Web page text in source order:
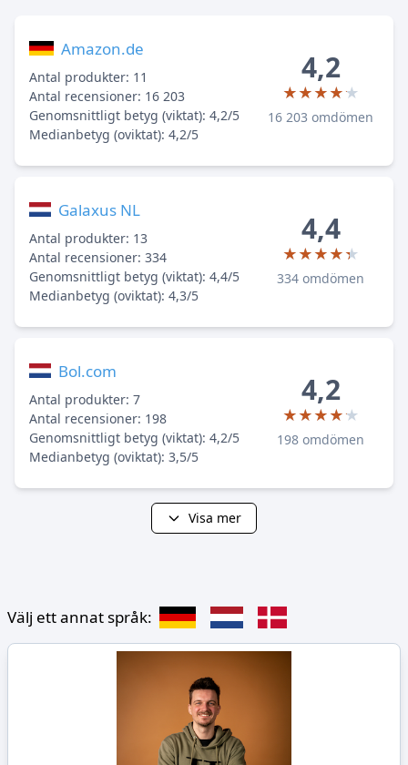
Amazon.de
Antal produkter: 11
Antal recensioner: 16 203
Genomsnittligt betyg (viktat): 4,2/5
Medianbetyg (oviktat): 4,2/5
4,2
★★★★★
★★★★★
16 203 omdömen
Galaxus NL
Antal produkter: 13
Antal recensioner: 334
Genomsnittligt betyg (viktat): 4,4/5
Medianbetyg (oviktat): 4,3/5
4,4
★★★★★
★★★★★
334 omdömen
Bol.com
Antal produkter: 7
Antal recensioner: 198
Genomsnittligt betyg (viktat): 4,2/5
Medianbetyg (oviktat): 3,5/5
4,2
★★★★★
★★★★★
198 omdömen
Visa mer
Välj ett annat språk: